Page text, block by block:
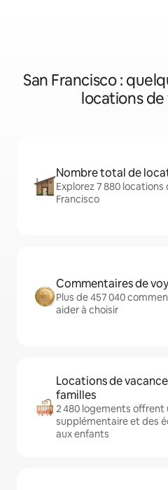
San Francisco :
locations
Nombre total de
Explorez 7 880 locations
Francisco
Commentaires de
Plus de 457 040
aider à choisir
Locations de
familles
2 480 logements offrent
supplémentaire et des
aux enfants